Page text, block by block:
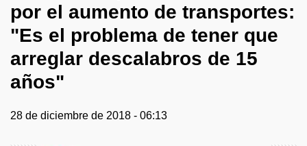
por el aumento de transportes:
"Es el problema de tener que
arreglar descalabros de 15
años"
28 de diciembre de 2018 - 06:13